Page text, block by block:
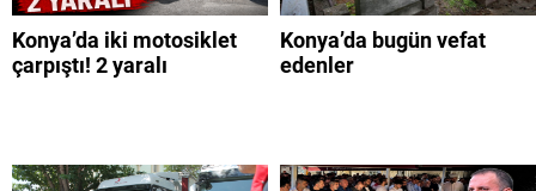
Konya’da iki motosiklet
çarpıştı! 2 yaralı
Konya’da bugün vefat
edenler